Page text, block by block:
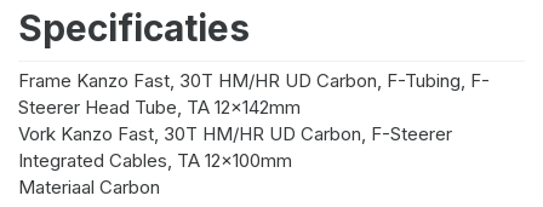
Specificaties
Frame Kanzo Fast, 30T HM/HR UD Carbon, F-Tubing, F-
Steerer Head Tube, TA 12x142mm
Vork Kanzo Fast, 30T HM/HR UD Carbon, F-Steerer
Integrated Cables, TA 12x100mm
Materiaal Carbon